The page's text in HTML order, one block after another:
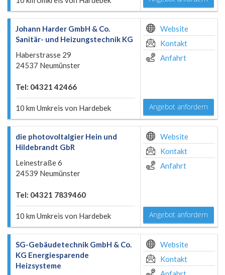
Johann Harder GmbH & Co.
Sanitär- und Heizungstechnik KG
Haberstrasse 29
24537 Neumünster
Tel: 04321 42466
10 km Umkreis von Hardebek
Website
Kontakt
Anfahrt
Angebot anfordern
die photovoltalgier Hein und
Hildebrandt GbR
Leinestraße 6
24539 Neumünster
Tel: 04321 7839460
10 km Umkreis von Hardebek
Website
Kontakt
Anfahrt
Angebot anfordern
SG-Gebäudetechnik GmbH & Co.
KG Energiesparende
Heizsysteme
Website
Kontakt